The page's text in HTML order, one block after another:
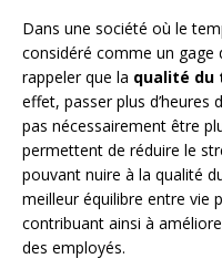
Dans une société où le
considéré comme un gage
rappeler que la qualité du
effet, passer plus
pas nécessairement être
permettent de réduire le
pouvant nuire à la qualité
meilleur équilibre entre vie
contribuant ainsi à
des employés.